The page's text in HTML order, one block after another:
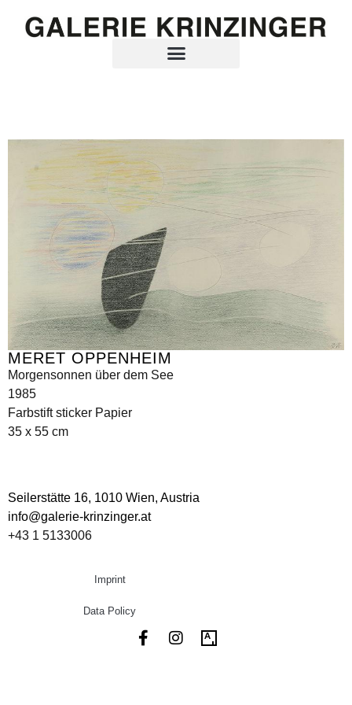
MERET OPPENHEIM
Morgensonnen über dem See
1985
Farbstift sticker Papier
35 x 55 cm
Seilerstätte 16, 1010 Wien, Austria
info@galerie-krinzinger.at
+43 1 5133006
Imprint
Data Policy